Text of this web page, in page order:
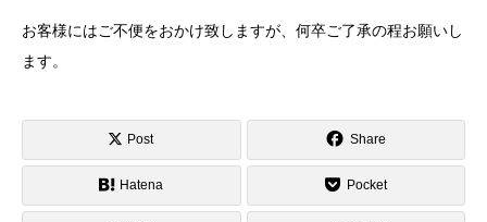
お客様にはご不便をおかけ致しますが、何卒ご了承の程お願いし
ます。
Post Share
Hatena Pocket